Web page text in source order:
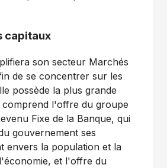
capitaux
son secteur Marchés
de se concentrer sur les
possède la plus grande
comprend l'offre du groupe
Fixe de la Banque, qui
gouvernement ses
envers la population et la
et l'offre du